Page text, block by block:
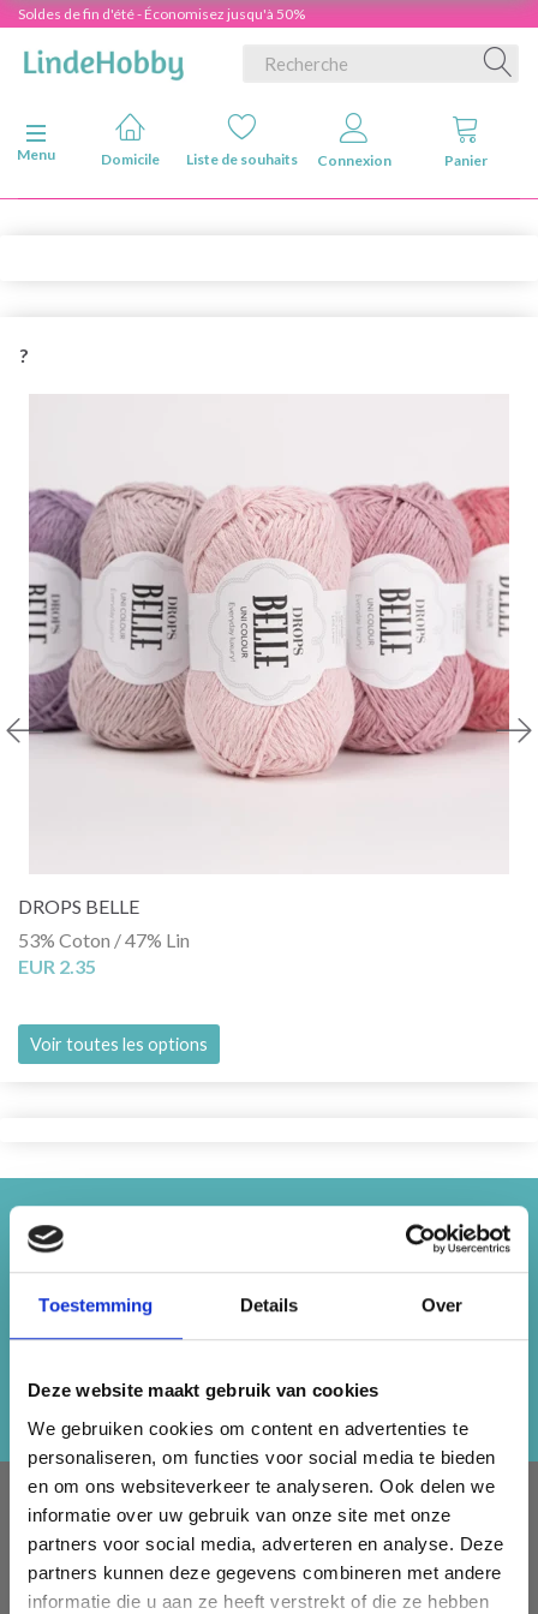
Toestemming Details Over
Deze website maakt gebruik van cookies
We gebruiken cookies om content en advertenties te
personaliseren, om functies voor social media te bieden
en om ons websiteverkeer te analyseren. Ook delen we
informatie over uw gebruik van onze site met onze
partners voor social media, adverteren en analyse. Deze
partners kunnen deze gegevens combineren met andere
informatie die u aan ze heeft verstrekt of die ze hebben
Soldes de fin d'été - Économisez jusqu'à 50%
Basculer la navigation
Menu
Domicile Liste de souhaits Connexion Panier
?
DROPS BELLE
53% Coton / 47% Lin
EUR 2.35
Voir toutes les options
Économisez jusqu'à 50%
bénéficiez d'inspiration, d'offres et de
réductions !
À PROPOS DE NOUS
LindeHobby fournit tout le Danemark avec du fil de qualité.
Nous avons une large gamme de marques populaires avec
plus de 15 000 numéros d'articles. Notre équipe s'efforce